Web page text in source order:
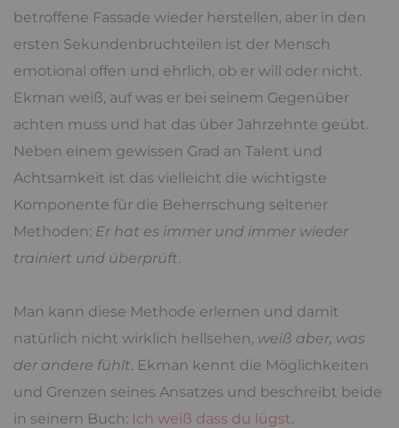
betroffene Fassade wieder herstellen, aber in den
ersten Sekundenbruchteilen ist der Mensch
emotional offen und ehrlich, ob er will oder nicht.
Ekman weiß, auf was er bei seinem Gegenüber
achten muss und hat das über Jahrzehnte geübt.
Neben einem gewissen Grad an Talent und
Achtsamkeit ist das vielleicht die wichtigste
Komponente für die Beherrschung seltener
Methoden: Er hat es immer und immer wieder
trainiert und überprüft.
Man kann diese Methode erlernen und damit
natürlich nicht wirklich hellsehen, weiß aber, was
der andere fühlt. Ekman kennt die Möglichkeiten
und Grenzen seines Ansatzes und beschreibt beide
in seinem Buch: Ich weiß dass du lügst.